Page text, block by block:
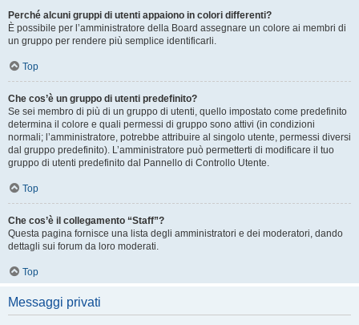
Perché alcuni gruppi di utenti appaiono in colori differenti?
È possibile per l’amministratore della Board assegnare un colore ai membri di
un gruppo per rendere più semplice identificarli.
Top
Che cos’è un gruppo di utenti predefinito?
Se sei membro di più di un gruppo di utenti, quello impostato come predefinito
determina il colore e quali permessi di gruppo sono attivi (in condizioni
normali; l’amministratore, potrebbe attribuire al singolo utente, permessi diversi
dal gruppo predefinito). L’amministratore può permetterti di modificare il tuo
gruppo di utenti predefinito dal Pannello di Controllo Utente.
Top
Che cos’è il collegamento “Staff”?
Questa pagina fornisce una lista degli amministratori e dei moderatori, dando
dettagli sui forum da loro moderati.
Top
Messaggi privati